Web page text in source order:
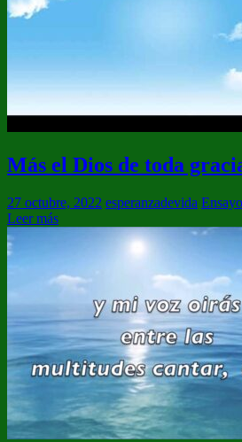
Más el Dios de toda
27 octubre, 2022 esperanzadevida
Leer más